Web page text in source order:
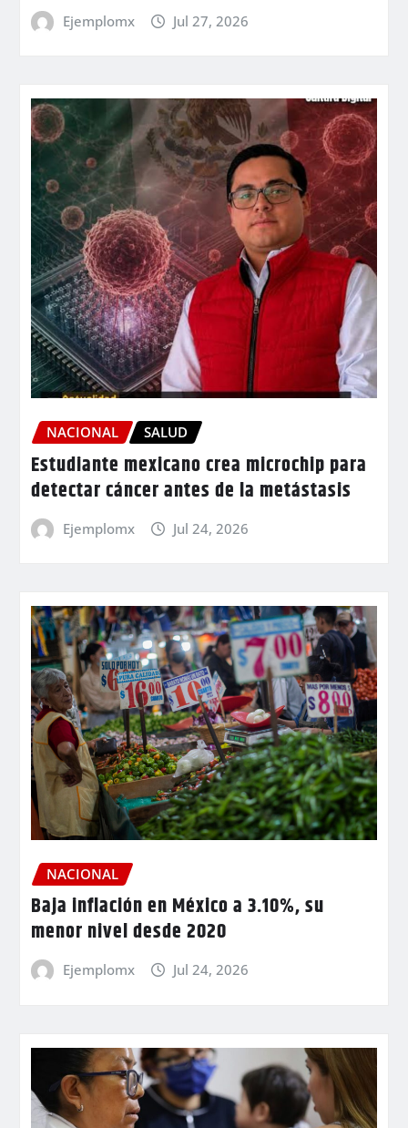
Ejemplomx Jul 27, 2026
NACIONAL SALUD
Estudiante mexicano crea microchip para
detectar cáncer antes de la metástasis
Ejemplomx Jul 24, 2026
NACIONAL
Baja inflación en México a 3.10%, su
menor nivel desde 2020
Ejemplomx Jul 24, 2026